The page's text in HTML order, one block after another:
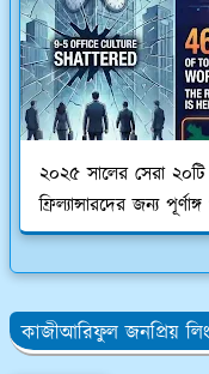
২০২৫ সালের সেরা
ফ্রিল্যান্সারদের জন্য
কাজীআরিফুল জনপ্রিয়